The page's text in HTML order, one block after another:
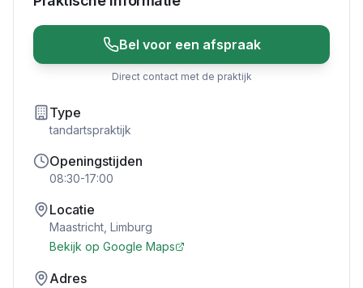
Bel voor een afspraak
Direct contact met de praktijk
Type
tandartspraktijk
Openingstijden
08:30-17:00
Locatie
Maastricht Limburg
Bekijk op Google Maps
Adres